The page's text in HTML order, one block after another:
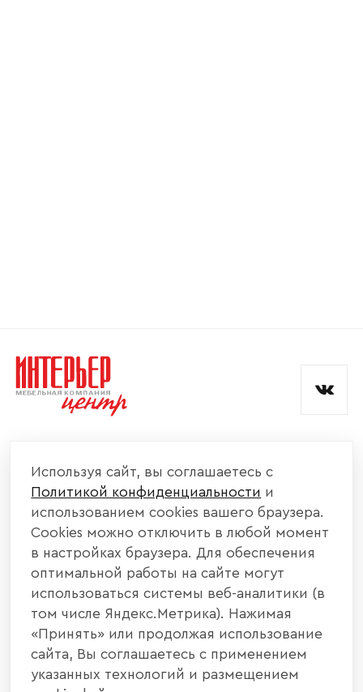
КАТАЛОГ МЕБЕЛИ
ИНФОРМАЦИЯ
НАШИ КОНТАКТЫ
+7 800 700 20 58
440004, г. Пенза, ул. Рябова, д. 31
Используя сайт, вы соглашаетесь с
Политикой конфиденциальности и
использованием cookies вашего браузера.
Cookies можно отключить в любой момент
в настройках браузера. Для обеспечения
оптимальной работы на сайте могут
использоваться системы веб-аналитики (в
том числе Яндекс.Метрика). Нажимая
«Принять» или продолжая использование
сайта, Вы соглашаетесь с применением
указанных технологий и размещением